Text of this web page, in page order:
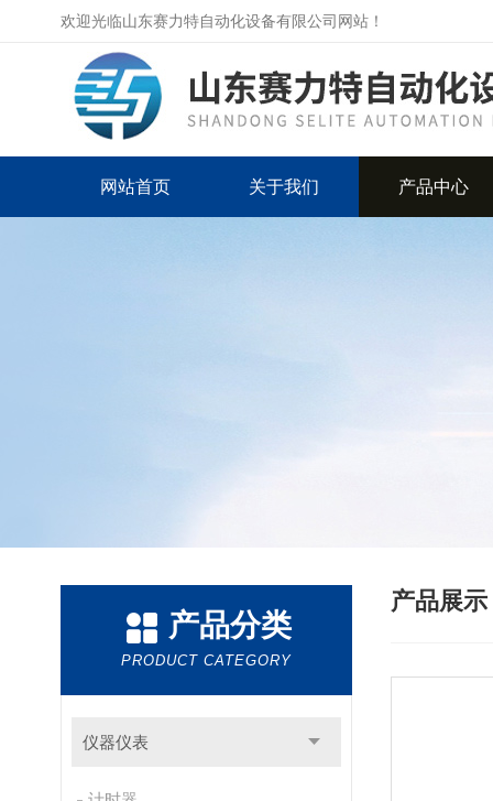
欢迎光临山东赛力特自动化设备有限公司网站！
网站首页 关于我们 产品中心
产品分类
PRODUCT CATEGORY
仪器仪表
产品展示